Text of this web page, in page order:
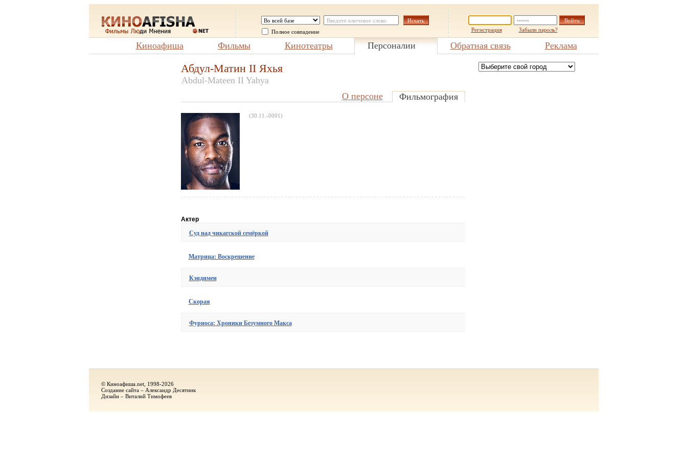
Полное совпадение Регистрация Забыли пароль?
Киноафиша Фильмы Кинотеатры Персоналии Обратная связь Реклама
Абдул-Матин II Яхья
Abdul-Mateen II Yahya
О персоне
Фильмография
(30.11.-0001)
Актер
Суд над чикагской семёркой
Матрица: Воскрешение
Кэндимен
Скорая
Фуриоса: Хроники Безумного Макса
© Киноафиша.net, 1998-2026
Создание сайта – Александр Десятник
Дизайн – Виталий Тимофеев